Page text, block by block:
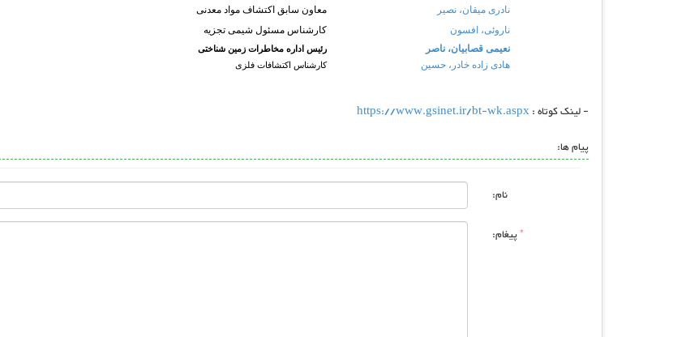
نادری میقان، نصیر
ناروئی، افسون
معاون سابق اکتشاف مواد معدنی
کارشناس مسئول شیمی تجزیه
نعیمی قصابیان، ناصر
رئیس اداره مخاطرات زمین شناختی
هادی زاده خادر، حسین کارشناس اکتشافات فلزی
- لینک کوتاه : https://www.gsinet.ir/bt-wk.aspx
پیام ها:
نام:
*پیغام: